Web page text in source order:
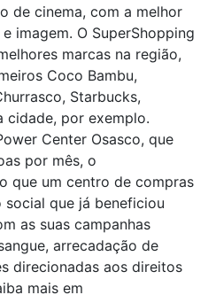
de cinema, com a melhor
imagem. O SuperShopping
marcas na região,
Coco Bambu,
Starbucks,
cidade, por exemplo.
Center Osasco, que
por mês, o
que um centro de compras
social que já beneficiou
as suas campanhas
arrecadação de
direcionadas aos direitos
mais em